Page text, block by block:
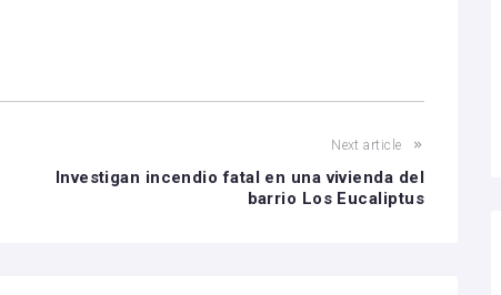
Next article
Investigan incendio fatal en una vivienda del
barrio Los Eucaliptus